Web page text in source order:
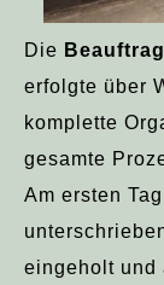
Die
erfolgte über
komplette
gesamte
Am ersten
eingeholt und